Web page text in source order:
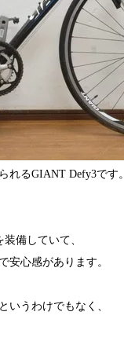
れるGIANT Defy3です
備していて、
安心感があります。
いうわけでもなく、